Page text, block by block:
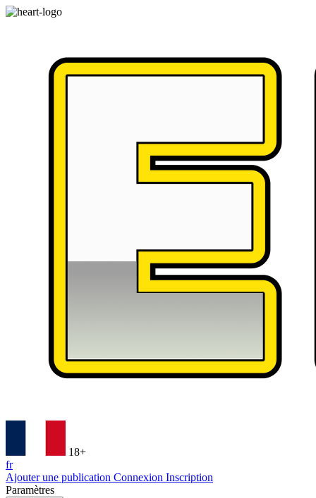
18+
fr
Ajouter une publication Connexion Inscription
Paramètres